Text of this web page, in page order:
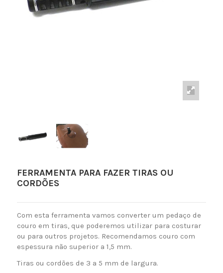
FERRAMENTA PARA FAZER TIRAS OU
CORDÕES
Com esta ferramenta vamos converter um pedaço de
couro em tiras, que poderemos utilizar para costurar
ou para outros projetos. Recomendamos couro com
espessura não superior a 1,5 mm.
Tiras ou cordões de 3 a 5 mm de largura.